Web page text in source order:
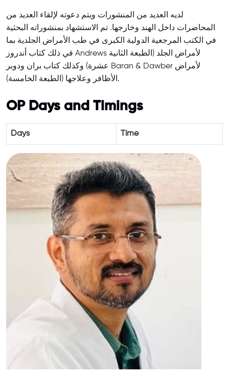
لديه العديد من المنشورات ويتم دعوته لإلقاء العديد من
المحاضرات داخل الهند وخارجها. تم الاستشهاد بمنشوراته البحثية
في الكتب المرجعية الدولية الكبرى في طب الأمراض الجلدية بما
في ذلك كتاب أندروز Andrews لأمراض الجلد (الطبعة الثانية
عشرة) وكذلك كتاب بران ودوبر Baran & Dawber لأمراض
الأظافر وعلاجها (الطبعة الخامسة).
OP Days and Timings
Days Time